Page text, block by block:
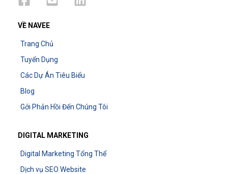
VỀ NAVEE
Trang Chủ
Tuyển Dụng
Các Dự Án Tiêu Biểu
Blog
Gởi Phản Hồi Đến Chúng Tôi
DIGITAL MARKETING
Digital Marketing Tổng Thể
Dịch vụ SEO Website